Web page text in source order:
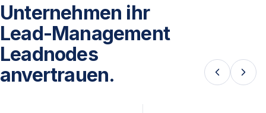
Unternehmen ihr
Lead-Management
Leadnodes
anvertrauen.